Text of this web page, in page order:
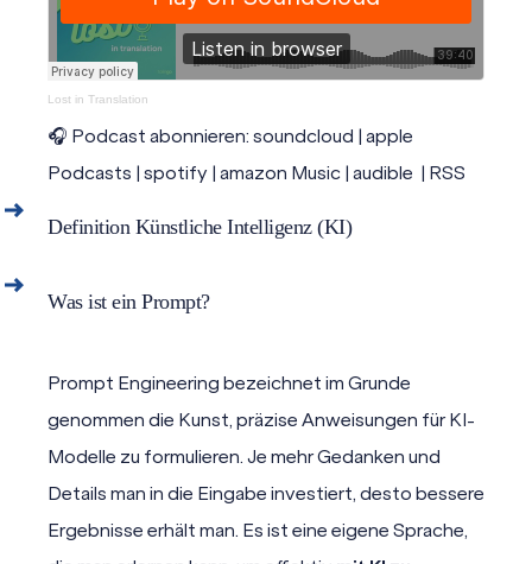
Lost in Translation
🎧 Podcast abonnieren: soundcloud | apple
Podcasts | spotify | amazon Music | audible | RSS
Definition Künstliche Intelligenz (KI)
KI steht für künstliche Intelligenz. Es bezieht sich
Was ist ein Prompt?
Ein Prompt ist im Kontext der Künstlichen
Intelligenz ein Eingabeaufforderungstext oder eine
Anweisung, die verwendet wird, um ein KI-System
dazu zu bringen, eine spezifische Art von Ausgabe
zu generieren. Es ist eine präzise Formulierung oder
eine kurze Beschreibung, die den gewünschten
Prompt Engineering bezeichnet im Grunde
genommen die Kunst, präzise Anweisungen für KI-
Modelle zu formulieren. Je mehr Gedanken und
Details man in die Eingabe investiert, desto bessere
Ergebnisse erhält man. Es ist eine eigene Sprache,